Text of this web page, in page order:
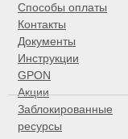
Способы оплаты
Контакты
Документы
Инструкции
GPON
Акции
Заблокированные
ресурсы